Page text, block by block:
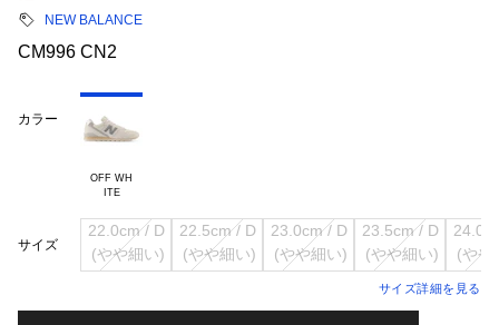
NEW BALANCE
CM996 CN2
カラー
OFF WH
ITE
サイズ
22.0cm / D
22.5cm / D
23.0cm / D
23.5cm / D
サイズ詳細を見る